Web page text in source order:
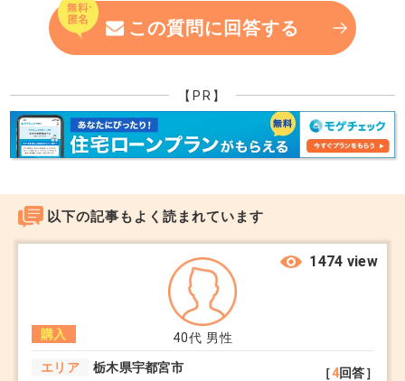
この質問に回答する
【PR】
以下の記事もよく読まれています
40代 男性
購入
エリア
栃木県宇都宮市
［4回答］
1474 view